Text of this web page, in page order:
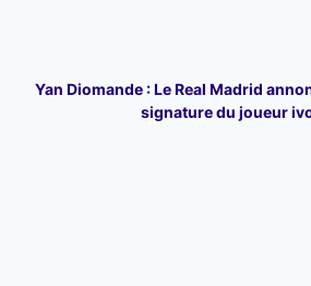
Yan Diomande : Le Real Madrid
signature du joueur